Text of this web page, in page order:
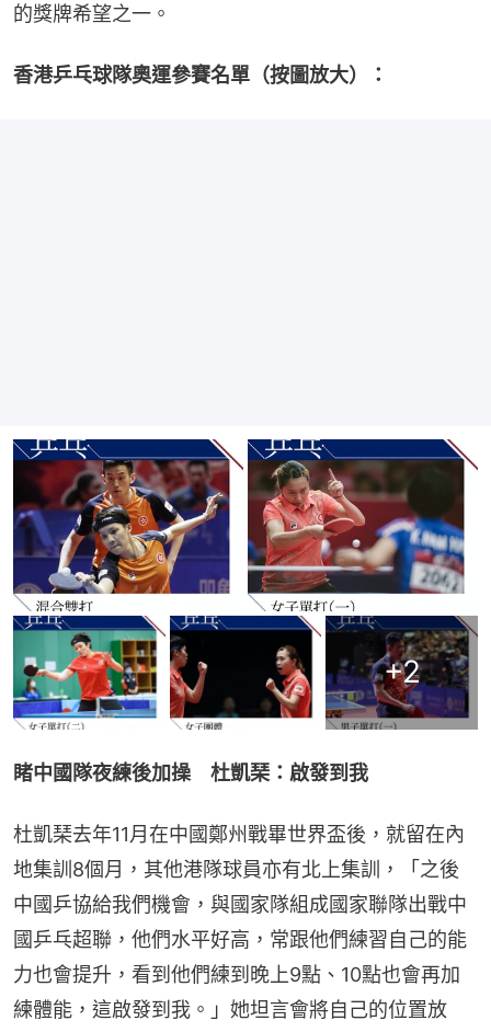
的獎牌希望之一。
香港乒乓球隊奧運參賽名單（按圖放大）：
+2
睹中國隊夜練後加操　杜凱琹：啟發到我
杜凱琹去年11月在中國鄭州戰畢世界盃後，就留在內
地集訓8個月，其他港隊球員亦有北上集訓，「之後
中國乒協給我們機會，與國家隊組成國家聯隊出戰中
國乒乓超聯，他們水平好高，常跟他們練習自己的能
力也會提升，看到他們練到晚上9點、10點也會再加
練體能，這啟發到我。」她坦言會將自己的位置放